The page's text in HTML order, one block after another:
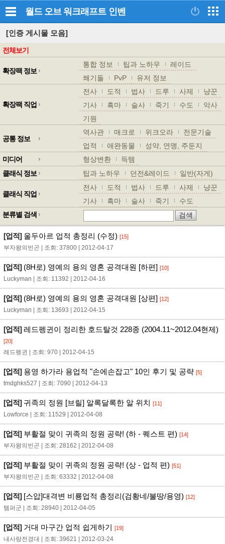
월드 오브 워크래프트 인벤
[인증 게시물 모음]
전체보기
확장팩 정보
통합 정보 팁과 노하우
레이드
쐐기돌
PvP 유저 정보
확장팩 직업
전사 도적 법사 드루 사제
냥꾼
기사
흑마 술사 죽기 수도
악사
기원
공통 정보
역사관 매크로 위크오라
전문기술
업적
애완동물
성약, 연맹, 주둔지
미디어
형상변환
득템
클래식 정보
팁과 노하우 던전&레이드 일반(자게)
클래식 직업
전사 도적 법사 드루 사제
냥꾼
기사
흑마 술사 죽기
수도
분류별 검색
[업적]울두아르 업적 총정리 (수정) [15]
부자왕의빈곤 | 조회: 37800 | 2012-04-17
[업적](8H로) 영예의 용의 영혼 공격대원 [하편] [10]
Luckyman | 조회: 11392 | 2012-04-16
[업적](8H로) 영예의 용의 영혼 공격대원 [상편] [12]
Luckyman | 조회: 13693 | 2012-04-15
[업적]레드펭귄이 정리한 호드탈것 228종 (2004.11~2012.04현제)
[20]
레드펭귄 | 조회: 970 | 2012-04-15
[업적]용영 하가라 용업적 "손에손잡고" 10인 후기 및 공략 [5]
tmdghks527 | 조회: 7090 | 2012-04-13
[업적]귀족의 정원 [브릴] 알록달록한 알 위치 [11]
Lowforce | 조회: 11529 | 2012-04-08
[업적]부활절 맞이 귀족의 정원 공략! (하 - 퀘스트 편) [14]
부자왕의빈곤 | 조회: 28162 | 2012-04-08
[업적]부활절 맞이 귀족의 정원 공략! (상 - 업적 편) [51]
부자왕의빈곤 | 조회: 63332 | 2012-04-08
[업적][스압]대격변 비룡업적 총정리(검황네/불땅/용영) [12]
템퍼군 | 조회: 28940 | 2012-04-05
[업적]거대 마구간 업적 쉽게하기 [19]
내사랑전경대 | 조회: 39621 | 2012-03-24